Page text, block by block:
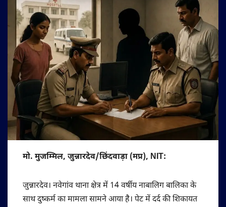
मो. मुजम्मिल, जुन्नारदेव/छिंदवाड़ा (मप्र), NIT:
जुन्नारदेव। नवेगांव थाना क्षेत्र में 14 वर्षीय नाबालिग बालिका के
साथ दुष्कर्म का मामला सामने आया है। पेट में दर्द की शिकायत